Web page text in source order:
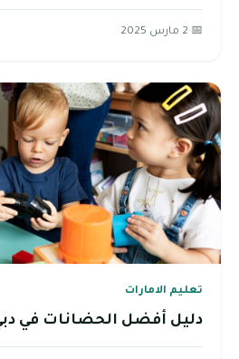
📅 2 مارس 2025
تعليم الامارات
دليل أفضل الحضانات في